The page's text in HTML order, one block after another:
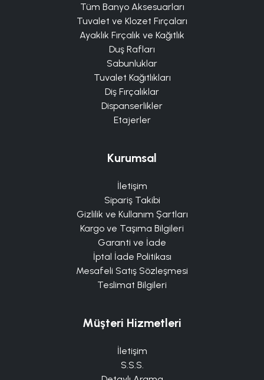
Tüm Banyo Aksesuarları
Tuvalet ve Klozet Fırçaları
Ayaklık Fırçalık ve Kağıtlık
Duş Rafları
Sabunluklar
Tuvalet Kağıtlıkları
Diş Fırçalıklar
Dispanserlikler
Etajerler
Kurumsal
İletişim
Sipariş Takibi
Gizlilik ve Kullanım Şartları
Kargo ve Taşıma Bilgileri
Garanti ve İade
İptal İade Politikası
Mesafeli Satış Sözleşmesi
Teslimat Bilgileri
Müşteri Hizmetleri
İletişim
S.S.S.